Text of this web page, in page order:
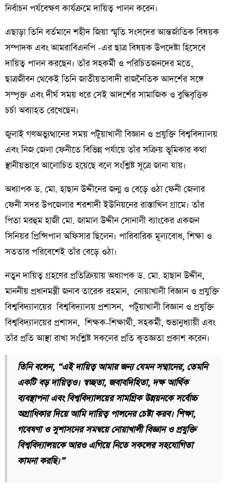
নির্বাচন পর্যবেক্ষণ কার্যক্রমে দায়িত্ব পালন করেন।
এছাড়া তিনি বর্তমানে শহীদ জিয়া স্মৃতি সংসদের আন্তর্জাতিক বিষয়ক
সম্পাদক এবং আমরাবিএনপি -এর ছাত্র বিষয়ক উপদেষ্টা হিসেবে
দায়িত্ব পালন করছেন। তাঁর সহকর্মী ও পরিচিতজনদের মতে,
ছাত্রজীবন থেকেই তিনি জাতীয়তাবাদী রাজনৈতিক আদর্শের সঙ্গে
সম্পৃক্ত এবং দীর্ঘ সময় ধরে সেই আদর্শের সামাজিক ও বুদ্ধিবৃত্তিক
চর্চা অব্যাহত রেখেছেন।
জুলাই গণঅভ্যুত্থানের সময় পটুয়াখালী বিজ্ঞান ও প্রযুক্তি বিশ্ববিদ্যালয়
এবং নিজ জেলা ফেনীতে বিভিন্ন পর্যায়ে তাঁর সক্রিয় ভূমিকার কথা
স্থানীয়ভাবে আলোচিত হয়েছে বলে সংশ্লিষ্ট সূত্রে জানা যায়।
অধ্যাপক ড. মো. হাছান উদ্দীনের জন্ম ও বেড়ে ওঠা ফেনী জেলার
ফেনী সদর উপজেলার শরশাদী ইউনিয়নের রাস্তাখিল গ্রামে। তাঁর
পিতা মরহুম হাজী মো. জামাল উদ্দীন সোনালী ব্যাংকের একজন
সিনিয়র প্রিন্সিপাল অফিসার ছিলেন। পারিবারিক মূল্যবোধ, শিক্ষা ও
সততার পরিবেশেই তাঁর বেড়ে ওঠা।
নতুন দায়িত্ব গ্রহণের প্রতিক্রিয়ায় অধ্যাপক ড. মো. হাছান উদ্দীন,
মাননীয় প্রধানমন্ত্রী জনাব তারেক রহমান, নোয়াখালী বিজ্ঞান ও প্রযুক্তি
বিশ্ববিদ্যালয়ের বিশ্ববিদ্যালয় প্রশাসন, পটুয়াখালী বিজ্ঞান ও প্রযুক্তি
বিশ্ববিদ্যালয়ের প্রশাসন, শিক্ষক-শিক্ষার্থী, সহকর্মী, শুভানুধ্যায়ী এবং
তাঁর প্রতি আস্থা রাখা সংশ্লিষ্ট সকলের প্রতি কৃতজ্ঞতা প্রকাশ করেন।
তিনি বলেন, “এই দায়িত্ব আমার জন্য যেমন সম্মানের, তেমনি
একটি বড় দায়িত্বও। স্বচ্ছতা, জবাবদিহিতা, দক্ষ আর্থিক
ব্যবস্থাপনা এবং বিশ্ববিদ্যালয়ের সামগ্রিক উন্নয়নকে সর্বোচ্চ
অগ্রাধিকার দিয়ে আমি দায়িত্ব পালনের চেষ্টা করব। শিক্ষা,
গবেষণা ও সুশাসনের সমন্বয়ে নোয়াখালী বিজ্ঞান ও প্রযুক্তি
বিশ্ববিদ্যালয়কে আরও এগিয়ে নিতে সকলের সহযোগিতা
কামনা করছি।”